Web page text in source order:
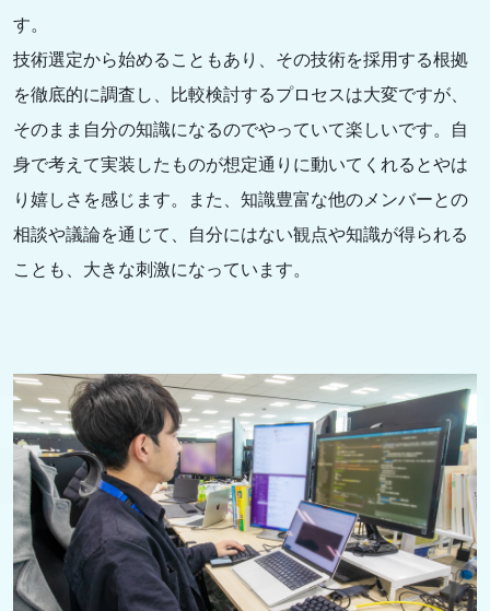
す。
技術選定から始めることもあり、その技術を採用する根拠
を徹底的に調査し、比較検討するプロセスは大変ですが、
そのまま自分の知識になるのでやっていて楽しいです。自
身で考えて実装したものが想定通りに動いてくれるとやは
り嬉しさを感じます。また、知識豊富な他のメンバーとの
相談や議論を通じて、自分にはない観点や知識が得られる
ことも、大きな刺激になっています。